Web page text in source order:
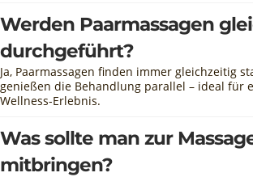
Werden Paarmassagen
durchgeführt?
Ja, Paarmassagen finden immer gleichzeitig
genießen die Behandlung parallel – ideal für
Wellness-Erlebnis.
Was sollte man zur
mitbringen?